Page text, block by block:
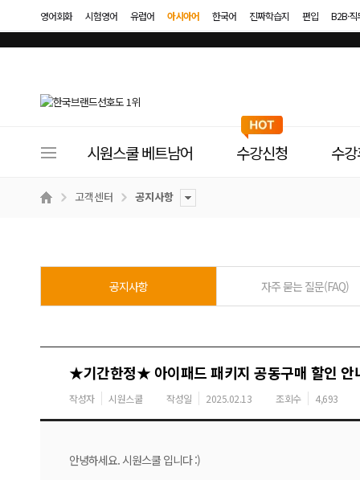
영어회화 시험영어 유럽어 아시아어 한국어 진짜학습지 편입 B2B·
이
메
시원스쿨 베트남어 수강신청 수
고객센터 공지사항
공지사항 자주 묻는 질문(FAQ)
★기간한정★ 아이패드 패키지 공동구매 할인 안
작성자 시원스쿨 작성일 2025.02.13 조회수 4,693
안녕하세요. 시원스쿨 입니다 :)